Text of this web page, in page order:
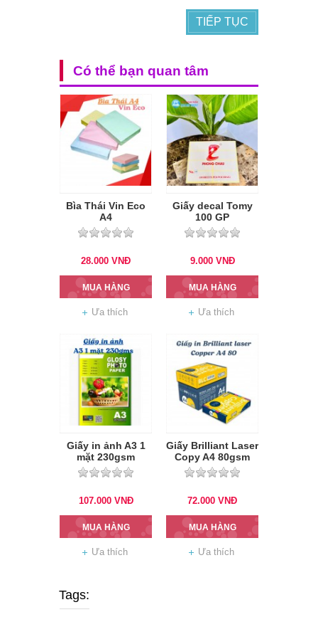
TIẾP TỤC
Có thể bạn quan tâm
Bìa Thái Vin Eco
A4
28.000 VNĐ
MUA HÀNG
Ưa thích
Giấy decal Tomy
100 GP
9.000 VNĐ
MUA HÀNG
Ưa thích
Giấy in ảnh A3 1
mặt 230gsm
107.000 VNĐ
MUA HÀNG
Ưa thích
Giấy Brilliant Laser
Copy A4 80gsm
72.000 VNĐ
MUA HÀNG
Ưa thích
Tags: